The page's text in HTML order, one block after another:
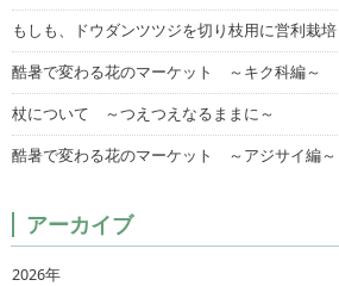
もしも、ドウダンツツジを切り枝用に営利栽培
酷暑で変わる花のマーケット ～キク科編～
杖について ～つえつえなるままに～
酷暑で変わる花のマーケット ～アジサイ編～
アーカイブ
2026年